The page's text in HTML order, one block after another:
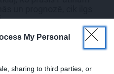
My Personal
sharing to third parties, or